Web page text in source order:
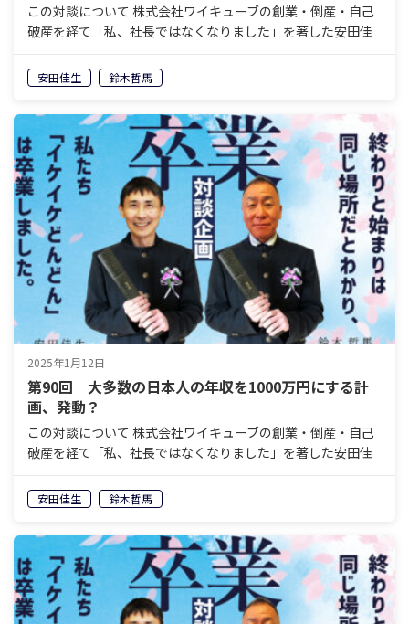
この対談について 株式会社ワイキューブの創業・倒産・自己
破産を経て「私、社長ではなくなりました」を著した安田佳
歳で経営から退くことを決めている鈴木哲馬。「イケイケ
ど…
安田佳生 鈴木哲馬
2025年1月12日
第90回 大多数の日本人の年収を1000万円にする計
画、発動？
この対談について 株式会社ワイキューブの創業・倒産・自己
破産を経て「私、社長ではなくなりました」を著した安田佳
歳で経営から退くことを決めている鈴木哲馬。「イケイケ
ど…
安田佳生 鈴木哲馬